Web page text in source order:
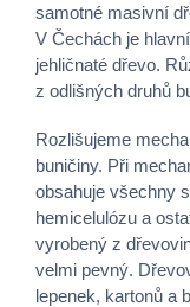
samotné masivní
V Čechách je
jehličnaté dřevo.
z odlišných druhů
Rozlišujeme
buničiny. Při
obsahuje všechny
hemicelulózu a
vyrobený z
velmi pevný.
lepenek, kartonů a